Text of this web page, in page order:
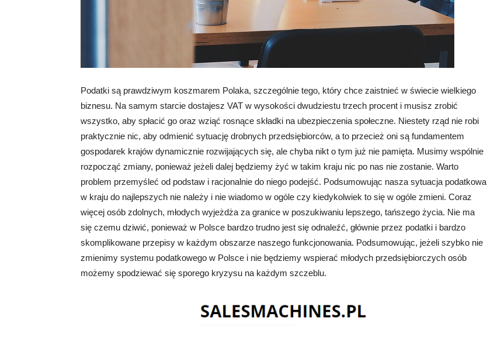
Podatki są prawdziwym koszmarem Polaka, szczególnie tego, który chce zaistnieć w świecie wielkiego
biznesu. Na samym starcie dostajesz VAT w wysokości dwudziestu trzech procent i musisz zrobić
wszystko, aby spłacić go oraz wziąć rosnące składki na ubezpieczenia społeczne. Niestety rząd nie robi
praktycznie nic, aby odmienić sytuację drobnych przedsiębiorców, a to przecież oni są fundamentem
gospodarek krajów dynamicznie rozwijających się, ale chyba nikt o tym już nie pamięta. Musimy wspólnie
rozpocząć zmiany, ponieważ jeżeli dalej będziemy żyć w takim kraju nic po nas nie zostanie. Warto
problem przemyśleć od podstaw i racjonalnie do niego podejść. Podsumowując nasza sytuacja podatkowa
w kraju do najlepszych nie należy i nie wiadomo w ogóle czy kiedykolwiek to się w ogóle zmieni. Coraz
więcej osób zdolnych, młodych wyjeżdża za granice w poszukiwaniu lepszego, tańszego życia. Nie ma
się czemu dziwić, ponieważ w Polsce bardzo trudno jest się odnaleźć, głównie przez podatki i bardzo
skomplikowane przepisy w każdym obszarze naszego funkcjonowania. Podsumowując, jeżeli szybko nie
zmienimy systemu podatkowego w Polsce i nie będziemy wspierać młodych przedsiębiorczych osób
możemy spodziewać się sporego kryzysu na każdym szczeblu.